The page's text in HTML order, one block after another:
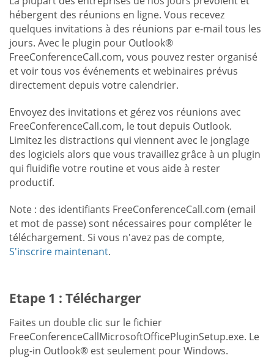
hébergent des réunions en ligne. Vous recevez
quelques invitations à des réunions par e-mail tous les
jours. Avec le plugin pour Outlook®
FreeConferenceCall.com, vous pouvez rester organisé
et voir tous vos événements et webinaires prévus
directement depuis votre calendrier.
Envoyez des invitations et gérez vos réunions avec
FreeConferenceCall.com, le tout depuis Outlook.
Limitez les distractions qui viennent avec le jonglage
des logiciels alors que vous travaillez grâce à un plugin
qui fluidifie votre routine et vous aide à rester
productif.
Note : des identifiants FreeConferenceCall.com (email
et mot de passe) sont nécessaires pour compléter le
téléchargement. Si vous n'avez pas de compte,
S'inscrire maintenant.
Etape 1 : Télécharger
Faites un double clic sur le fichier
FreeConferenceCallMicrosoftOfficePluginSetup.exe. Le
plug-in Outlook® est seulement pour Windows.